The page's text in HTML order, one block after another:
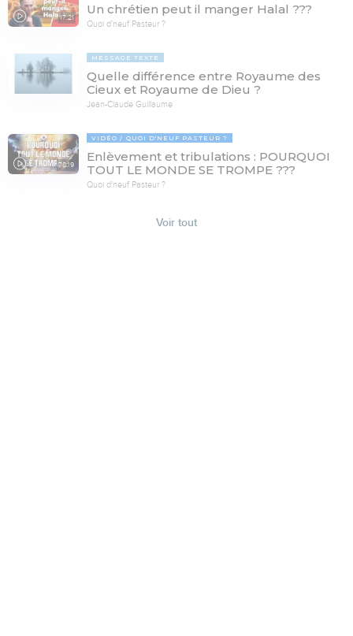
17:21
Un chrétien peut il manger Halal ???
Quoi d'neuf Pasteur ?
MESSAGE TEXTE
Quelle différence entre Royaume des
Cieux et Royaume de Dieu ?
Jean-Claude Guillaume
78:19
VIDÉO QUOI D'NEUF PASTEUR ?
Enlèvement et tribulations : POURQUOI
TOUT LE MONDE SE TROMPE ???
Quoi d'neuf Pasteur ?
Voir tout